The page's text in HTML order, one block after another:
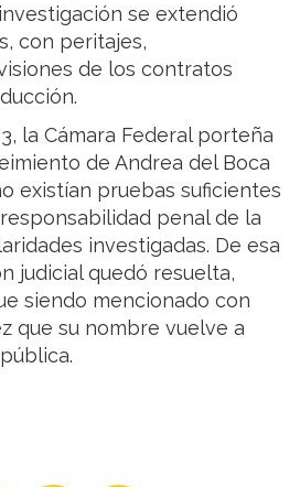
se extendió
con peritajes,
de los contratos
la Cámara Federal porteña
de Andrea del Boca
existían pruebas suficientes
penal de la
investigadas. De esa
judicial quedó resuelta,
siendo mencionado con
que su nombre vuelve a